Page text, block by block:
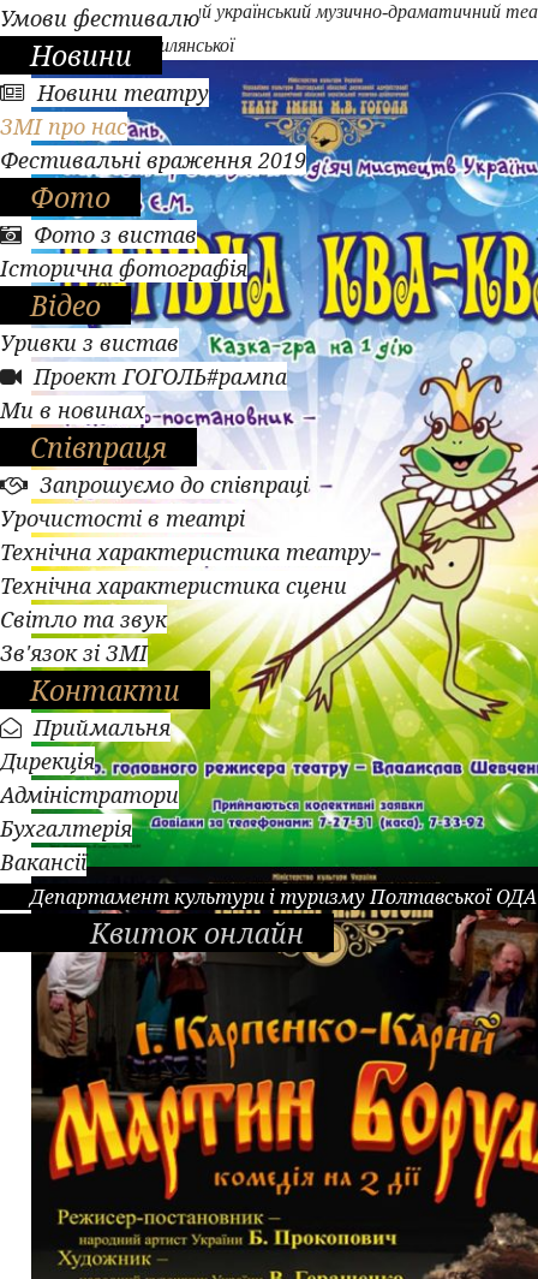
Умови фестивалю
Новини
Новини театру
ЗМІ про нас
Фестивальні враження 2019
Фото
Фото з вистав
Історична фотографія
Відео
Уривки з вистав
Проект ГОГОЛЬ#рампа
Ми в новинах
Співпраця
Запрошуємо до співпраці
Урочистості в театрі
Технічна характеристика театру
Технічна характеристика сцени
Світло та звук
Зв'язок зі ЗМІ
Контакти
Приймальня
Дирекція
Адміністратори
Бухгалтерія
Вакансії
Департамент культури і туризму Полтавської ОДА
Квиток онлайн
академічний обласний український музично-драматичний
імені Ольги Кобилянської